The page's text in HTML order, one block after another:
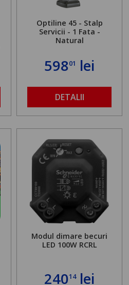
Optiline 45 - Stalp
Servicii - 1 Fata -
Natural
59801 lei
DETALII
Modul dimare becuri
LED 100W RCRL
24014lei